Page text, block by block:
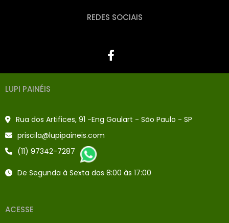
REDES SOCIAIS
LUPI PAINÉIS
Rua dos Artifices, 91 -Eng Goulart - São Paulo - SP
priscila@lupipaineis.com
(11) 97342-7287
De Segunda à Sexta das 8:00 às 17:00
ACESSE